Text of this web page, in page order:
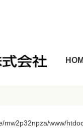
mw2p32npza/www/